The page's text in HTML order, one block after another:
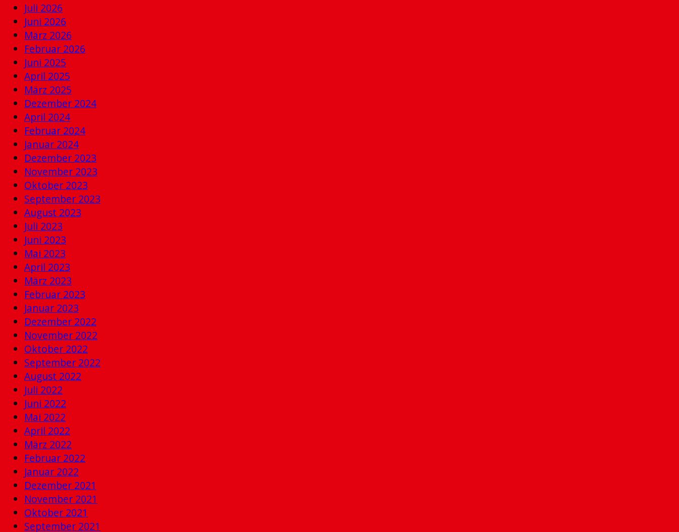
Juli 2026
Juni 2026
März 2026
Februar 2026
Juni 2025
April 2025
März 2025
Dezember 2024
April 2024
Februar 2024
Januar 2024
Dezember 2023
November 2023
Oktober 2023
September 2023
August 2023
Juli 2023
Juni 2023
Mai 2023
April 2023
März 2023
Februar 2023
Januar 2023
Dezember 2022
November 2022
Oktober 2022
September 2022
August 2022
Juli 2022
Juni 2022
Mai 2022
April 2022
März 2022
Februar 2022
Januar 2022
Dezember 2021
November 2021
Oktober 2021
September 2021